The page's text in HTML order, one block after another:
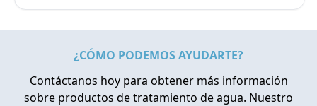
¿CÓMO PODEMOS AYUDARTE?
Contáctanos hoy para obtener más información
sobre productos de tratamiento de agua. Nuestro